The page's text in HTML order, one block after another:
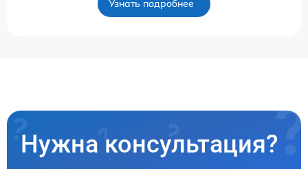
Узнать подробнее
Нужна консультация?